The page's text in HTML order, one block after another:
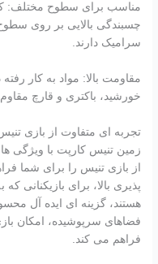
مناسب برای سطوح مختلف:
چسبندگی بالایی بر روی
سرامیک دارند.
مقاومت بالا: مواد به کار
خورشید، باکتری و قارچ
تجربه ای متفاوت از بازی
زمین تنیس کارپت با ویژگی
از بازی تنیس را برای شما
پذیری بالا، برای بازیکنانی
هستند، گزینه ای ایده آل
فضاهای سرپوشیده، امکان
فراهم می کند.